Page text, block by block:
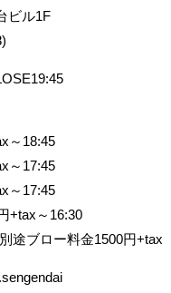
ビル1F
～18:45
～17:45
～17:45
+tax～16:30
途ブロー料金1500円+tax